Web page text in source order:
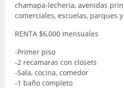
chamapa-lecheria, avenidas
comerciales, escuelas, parques
RENTA $6,000 mensuales
-Primer piso
-2 recamaras con closets
-Sala, cocina, comedor
-1 baño completo